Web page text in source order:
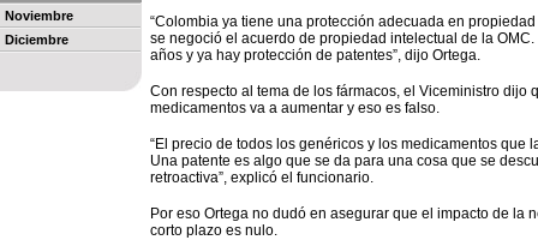
Noviembre
Diciembre
“Colombia ya tiene una protección adecuada en
se negoció el acuerdo de propiedad intelectual de la
años y ya hay protección de patentes”, dijo Ortega.
Con respecto al tema de los fármacos, el Viceministro
medicamentos va a aumentar y eso es falso.
“El precio de todos los genéricos y los medicamentos que
Una patente es algo que se da para una cosa que se
retroactiva”, explicó el funcionario.
Por eso Ortega no dudó en asegurar que el impacto de la
corto plazo es nulo.